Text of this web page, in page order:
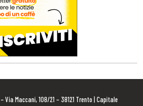
Via Maccani, 108/21 – 38121 Trento | Capitale